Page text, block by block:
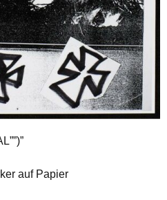
auf Papier